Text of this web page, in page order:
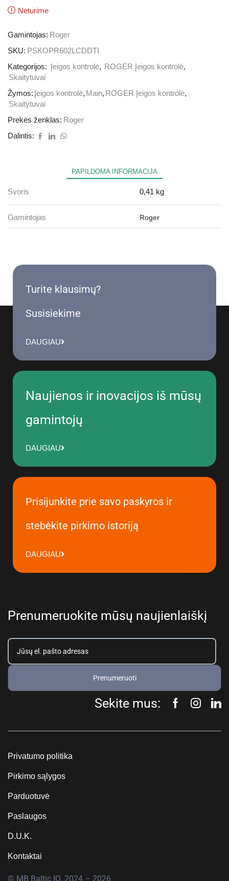
Neturime
Gamintojas: Roger
SKU: PSKOPR602LCDDTI
Kategorijos:
Įeigos kontrolė, ROGER Įeigos kontrolė,
Skaitytuvai
Žymos: Įeigos kontrolė, Main, ROGER Įeigos kontrolė,
Skaitytuvai
Prekės ženklas: Roger
Dalintis:
PAPILDOMA INFORMACIJA
Svoris 0,41 kg
Gamintojas Roger
Turite klausimų?
Susisiekime
DAUGIAU
Naujienos ir inovacijos iš mūsų
gamintojų
DAUGIAU
Prisijunkite prie savo paskyros ir
stebėkite pirkimo istoriją
DAUGIAU
Prenumeruokite mūsų naujienlaiškį
Prenumeruoti
Sekite mus:
Privatumo politika
Pirkimo sąlygos
Parduotuvė
Paslaugos
D.U.K.
Kontaktai
© MB Baltic IQ, 2024 – 2026